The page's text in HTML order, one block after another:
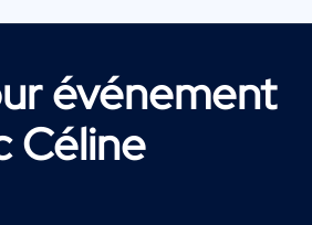
événement
Céline